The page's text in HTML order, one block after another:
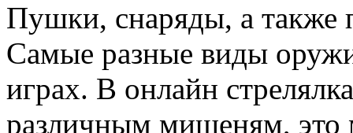
Пушки, снаряды, а также
Самые разные виды
играх. В онлайн
различным мишеням, это